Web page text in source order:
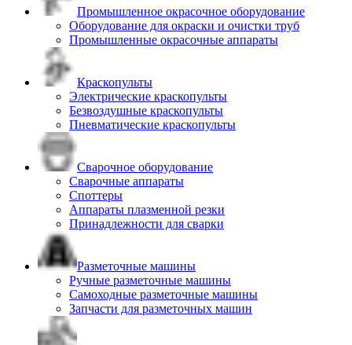
Промышленное окрасочное оборудование
Оборудование для окраски и очистки труб
Промышленные окрасочные аппараты
Краскопульты
Электрические краскопульты
Безвоздушные краскопульты
Пневматические краскопульты
Сварочное оборудование
Сварочные аппараты
Споттеры
Аппараты плазменной резки
Принадлежности для сварки
Разметочные машины
Ручные разметочные машины
Самоходные разметочные машины
Запчасти для разметочных машин